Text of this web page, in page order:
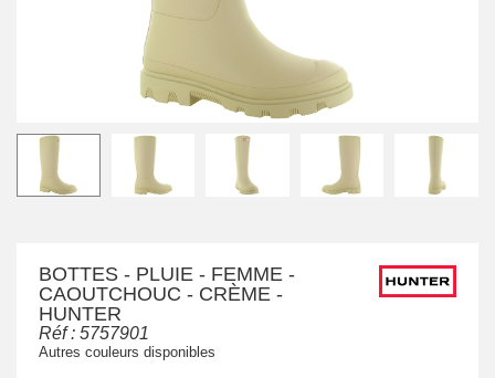
BOTTES - PLUIE - FEMME -
CAOUTCHOUC - CRÈME -
HUNTER
Réf : 5757901
Autres couleurs disponibles